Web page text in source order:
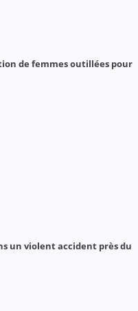
de femmes outillées pour
un violent accident près du